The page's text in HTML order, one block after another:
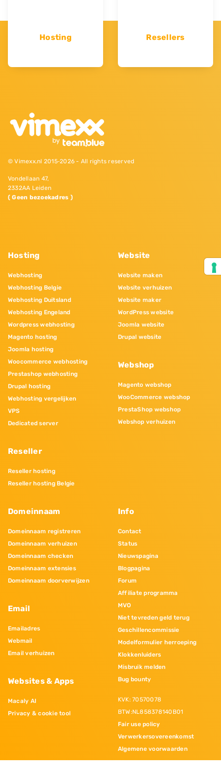
Hosting Resellers
© Vimexx.nl 2015‐2026 - All rights reserved
Vondellaan 47,
2332AA Leiden
( Geen bezoekadres )
Hosting
Webhosting
Webhosting Belgie
Webhosting Duitsland
Webhosting Engeland
Wordpress webhosting
Magento hosting
Joomla hosting
Woocommerce webhosting
Prestashop webhosting
Drupal hosting
Webhosting vergelijken
VPS
Dedicated server
Reseller
Reseller hosting
Reseller hosting Belgie
Website
Website maken
Website verhuizen
Website maker
WordPress website
Joomla website
Drupal website
Webshop
Magento webshop
WooCommerce webshop
PrestaShop webshop
Webshop verhuizen
Domeinnaam
Domeinnaam registreren
Domeinnaam verhuizen
Domeinnaam checken
Domeinnaam extensies
Domeinnaam doorverwijzen
Email
Emailadres
Webmail
Email verhuizen
Websites & Apps
Macaly AI
Privacy & cookie tool
Info
Contact
Status
Nieuwspagina
Blogpagina
Forum
Affiliate programma
MVO
Niet tevreden geld terug
Geschillencommissie
Modelformulier herroeping
Klokkenluiders
Misbruik melden
Bug bounty
KVK: 70570078
BTW:NL858378140B01
Fair use policy
Verwerkersovereenkomst
Algemene voorwaarden